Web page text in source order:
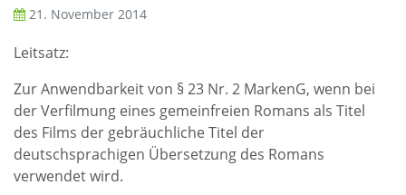
21. November 2014
Leitsatz:
Zur Anwendbarkeit von § 23 Nr. 2 MarkenG, wenn bei
der Verfilmung eines gemeinfreien Romans als Titel
des Films der gebräuchliche Titel der
deutschsprachigen Übersetzung des Romans
verwendet wird.